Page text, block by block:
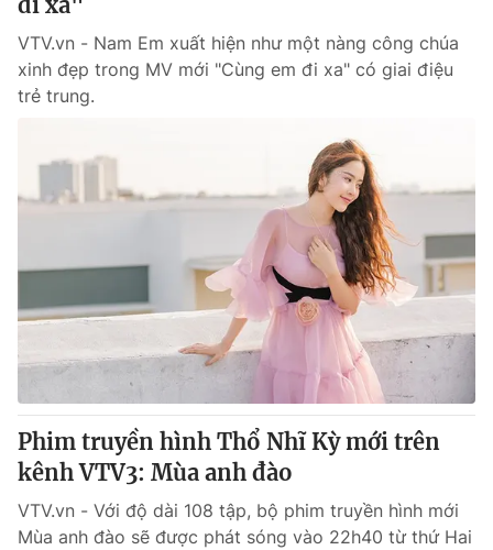
Theo dõi báo trên
Cơ quan chủ quản:
Đài Truyền hình Việt Nam
Cơ quan báo chí:Thời báo VTV
Giấy phép hoạt động báo in và báo điện tử số 483/GP-BTTTT
cấp ngày 29/12/2023
Vũ Thanh Thủy
Phó Tổng Biên tập:Nguyễn Thị Mỹ Hạnh, Phạm Quốc Thắng,
Nguyễn Trọng Ninh
Tổng đài VTV:024.38 355 931 - 024.38 355 932
Ðiện thoại Thời báo VTV:
024.66 897 897
Email:toasoan@vtv.vn
VTV.vn - Nam Em xuất hiện như một nàng công chúa
xinh đẹp trong MV mới "Cùng em đi xa" có giai điệu
trẻ trung.
Phim truyền hình Thổ Nhĩ Kỳ mới trên
kênh VTV3: Mùa anh đào
VTV.vn - Với độ dài 108 tập, bộ phim truyền hình mới
Mùa anh đào sẽ được phát sóng vào 22h40 từ thứ Hai